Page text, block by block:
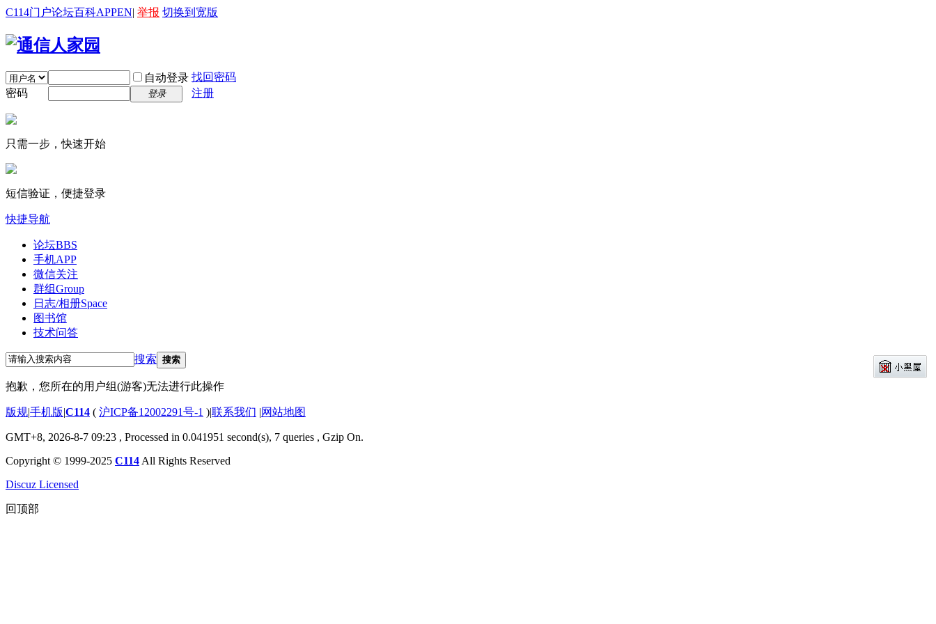
C114门户论坛百科APPEN| 举报 切换到宽版
自动登录 找回密码
密码
登录 注册
只需一步，快速开始
短信验证，便捷登录
快捷导航
论坛BBS
手机APP
微信关注
群组Group
日志/相册Space
图书馆
技术问答
搜索 搜索
抱歉，您所在的用户组(游客)无法进行此操作
版规|手机版|C114 ( 沪ICP备12002291号-1 )|联系我们 |网站地图
GMT+8, 2026-8-7 09:23 , Processed in 0.041951 second(s), 7 queries , Gzip On.
Copyright © 1999-2025 C114 All Rights Reserved
Discuz Licensed
回顶部